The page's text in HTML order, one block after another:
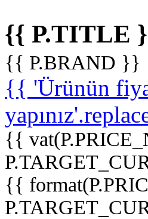
{{ P.TITLE
{{ P.BRAND }}
{{ 'Ürünün
{{
{{